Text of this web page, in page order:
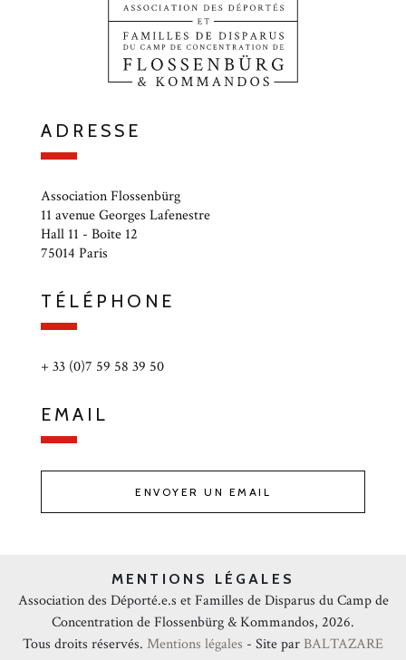
ADRESSE
Association Flossenbürg
11 avenue Georges Lafenestre
Hall 11 - Boîte 12
75014 Paris
TÉLÉPHONE
+ 33 (0)7 59 58 39 50
EMAIL
ENVOYER UN EMAIL
MENTIONS LÉGALES
Association des Déporté.e.s et Familles de Disparus du Camp de
Concentration de Flossenbürg & Kommandos, 2026.
Tous droits réservés. Mentions légales - Site par BALTAZARE